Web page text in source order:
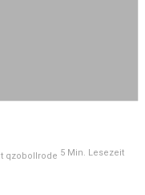
5 Min. Lesezeit